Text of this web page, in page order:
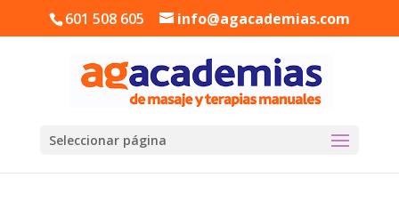
601 508 605 info@agacademias.com
Seleccionar página